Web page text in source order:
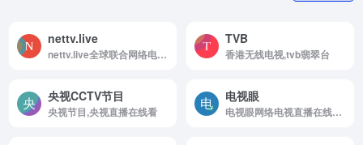
nettv.live
nettv.live全球联合网络电视直播官网入口
TVB
香港无线电视,tvb翡翠台
央视CCTV节目
央视节目,央视直播在线看
电视眼
电视眼网络电视直播在线观看网站